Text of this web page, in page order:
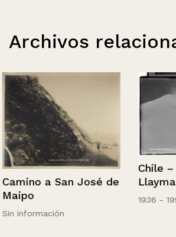
Archivos
Camino a San José de
Maipo
Sin información
Chile
Llayma.
1936 -